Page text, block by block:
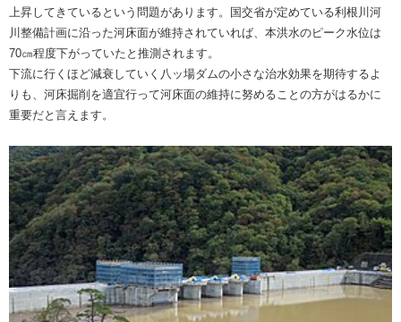
上昇してきているという問題があります。国交省が定めている利根川河
川整備計画に沿った河床面が維持されていれば、本洪水のピーク水位は
70㎝程度下がっていたと推測されます。
下流に行くほど減衰していく八ッ場ダムの小さな治水効果を期待するよ
りも、河床掘削を適宜行って河床面の維持に努めることの方がはるかに
重要だと言えます。